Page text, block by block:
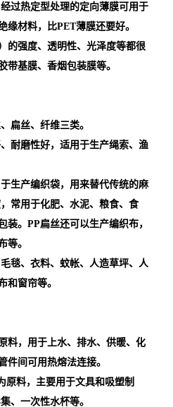
过热定型处理的定向薄膜可用于
缘材料，比PET薄膜还要好。
的强度、透明性、光泽度等都很
带基膜、香烟包装膜等。
扁丝、纤维三类。
耐磨性好，适用于生产绳索、渔
生产编织袋，用来替代传统的麻
常用于化肥、水泥、粮食、食
装。PP扁丝还可以生产编织布，
等。
毯、衣料、蚊帐、人造草坪、人
和窗帘等。
料，用于上水、排水、供暖、化
件间可用热熔法连接。
原料，主要用于文具和吸塑制
、一次性水杯等。